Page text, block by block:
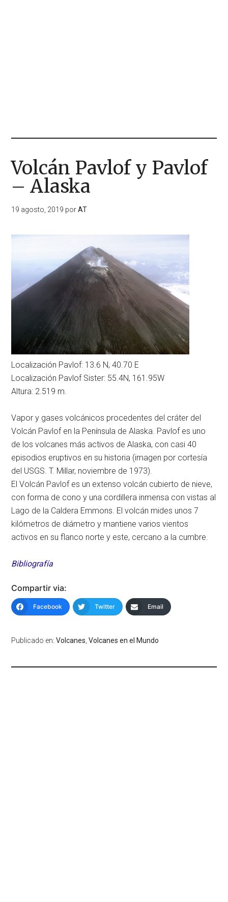
Volcán Pavlof y Pavlof
– Alaska
19 agosto, 2019 porAT
Localización Pavlof: 13.6 N, 40.70 E
Localización Pavlof Sister: 55.4N, 161.95W
Altura: 2.519 m.
Vapor y gases volcánicos procedentes del cráter del
Volcán Pavlof en la Península de Alaska. Pavlof es uno
de los volcanes más activos de Alaska, con casi 40
episodios eruptivos en su historia (imagen por cortesía
del USGS. T. Millar, noviembre de 1973).
El Volcán Pavlof es un extenso volcán cubierto de nieve,
con forma de cono y una cordillera inmensa con vistas al
Lago de la Caldera Emmons. El volcán mides unos 7
kilómetros de diámetro y mantiene varios vientos
activos en su flanco norte y este, cercano a la cumbre.
Bibliografía
Compartir via:
Facebook Twitter Email
Publicado en:Volcanes ,Volcanes en el Mundo